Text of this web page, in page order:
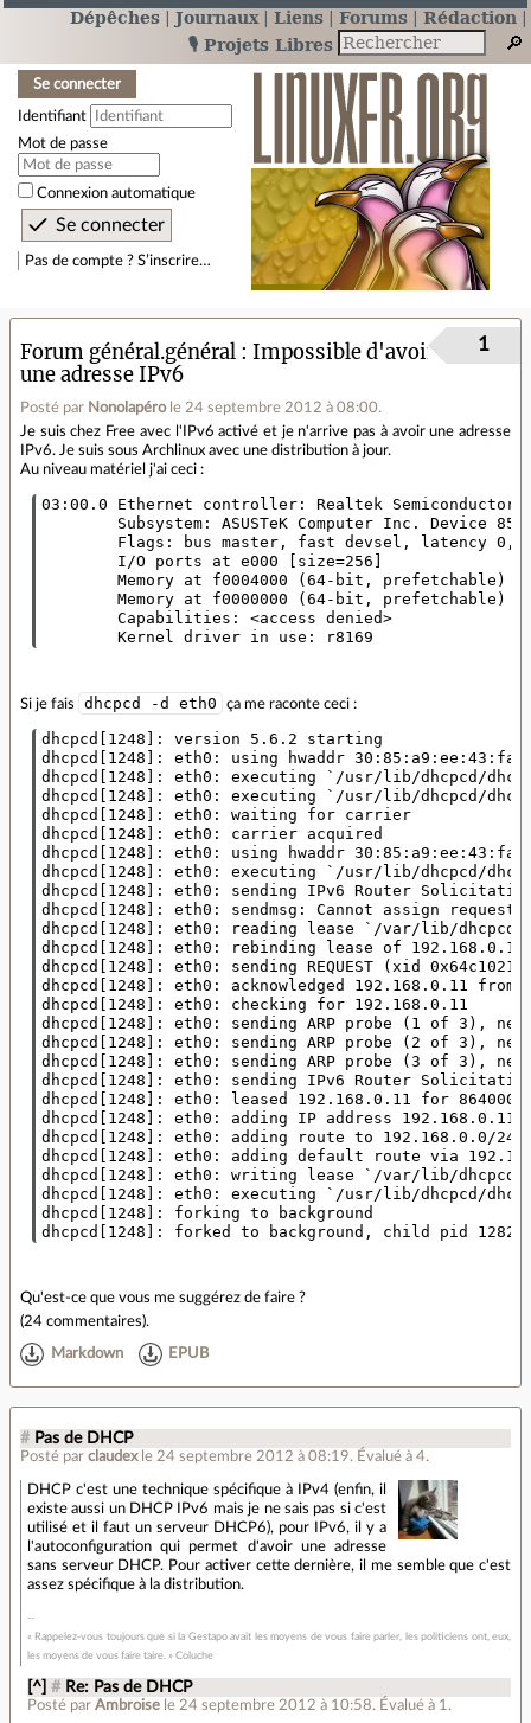
Dépêches Journaux Liens Forums
Rédaction
🎙️ Projets Libres
Se connecter
Identifiant
Mot de passe
Connexion automatique
Pas de compte ? S’inscrire…
Forum général.général
Impossible d'avoir
une adresse IPv6
Posté par Nonolapéro le 24 septembre 2012 à 08:00.
1
Je suis chez Free avec l'IPv6 activé et je n'arrive pas à avoir une adresse
IPv6. Je suis sous Archlinux avec une distribution à jour.
Au niveau matériel j'ai ceci :
03:00.0 Ethernet controller: Realtek Semiconductor
Subsystem: ASUSTeK Computer Inc. Device
Flags: bus master, fast devsel, latency 0,
        I/O ports at e000 [size=256]
Memory at f0004000 (64-bit, prefetchable)
Memory at f0000000 (64-bit, prefetchable)
        Capabilities: <access denied>
Si je fais dhcpcd -d eth0 ça me raconte ceci :
dhcpcd[1248]: version 5.6.2 starting
dhcpcd[1248]: eth0: using hwaddr 30:85:a9:ee:43:fa
dhcpcd[1248]: eth0: executing `/usr/lib/dhcpcd/
dhcpcd[1248]: eth0: executing `/usr/lib/dhcpcd/
dhcpcd[1248]: eth0: waiting for carrier
dhcpcd[1248]: eth0: carrier acquired
dhcpcd[1248]: eth0: using hwaddr 30:85:a9:ee:43:fa
dhcpcd[1248]: eth0: executing `/usr/lib/dhcpcd/
dhcpcd[1248]: eth0: sending IPv6 Router
dhcpcd[1248]: eth0: sendmsg: Cannot assign
dhcpcd[1248]: eth0: reading lease `/var/lib/dhcpcd/
dhcpcd[1248]: eth0: rebinding lease of 192.168.0.11
dhcpcd[1248]: eth0: sending REQUEST (xid
dhcpcd[1248]: eth0: acknowledged 192.168.0.11 from
dhcpcd[1248]: eth0: checking for 192.168.0.11
dhcpcd[1248]: eth0: sending ARP probe (1 of 3),
dhcpcd[1248]: eth0: sending ARP probe (2 of 3),
dhcpcd[1248]: eth0: sending ARP probe (3 of 3),
dhcpcd[1248]: eth0: sending IPv6 Router
dhcpcd[1248]: eth0: leased 192.168.0.11 for 864000
dhcpcd[1248]: eth0: adding IP address 192.168.0.11/
dhcpcd[1248]: eth0: adding route to 192.168.0.0/24
dhcpcd[1248]: eth0: adding default route via
dhcpcd[1248]: eth0: writing lease `/var/lib/dhcpcd/
dhcpcd[1248]: eth0: executing `/usr/lib/dhcpcd/
dhcpcd[1248]: forking to background
Qu'est-ce que vous me suggérez de faire ?
(24 commentaires).
Markdown EPUB
# Pas de DHCP
Posté par claudex le 24 septembre 2012 à 08:19. Évalué à 4.
DHCP c'est une technique spécifique à IPv4 (enfin, il
existe aussi un DHCP IPv6 mais je ne sais pas si c'est
utilisé et il faut un serveur DHCP6), pour IPv6, il y a
l'autoconfiguration qui permet d'avoir une adresse
sans serveur DHCP. Pour activer cette dernière, il me semble que c'est
assez spécifique à la distribution.
« Rappelez-vous toujours que si la Gestapo avait les moyens de vous faire parler, les politiciens ont, eux,
les moyens de vous faire taire. » Coluche
[^] # Re: Pas de DHCP
Posté parAmbroise le 24 septembre 2012 à 10:58. Évalué à 1 .